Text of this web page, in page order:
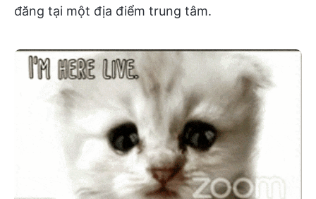
đăng tại một địa điểm trung tâm.